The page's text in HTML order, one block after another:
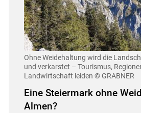
Ohne Weidehaltung wird die
und verkarstet – Tourismus,
Landwirtschaft leiden © GRABNER
Eine Steiermark ohne
Almen?